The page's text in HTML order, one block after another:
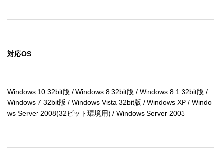
対応OS
Windows 10 32bit版 / Windows 8 32bit版 / Windows 8.1 32bit版 /
Windows 7 32bit版 / Windows Vista 32bit版 / Windows XP / Windo
ws Server 2008(32ビット環境用) / Windows Server 2003